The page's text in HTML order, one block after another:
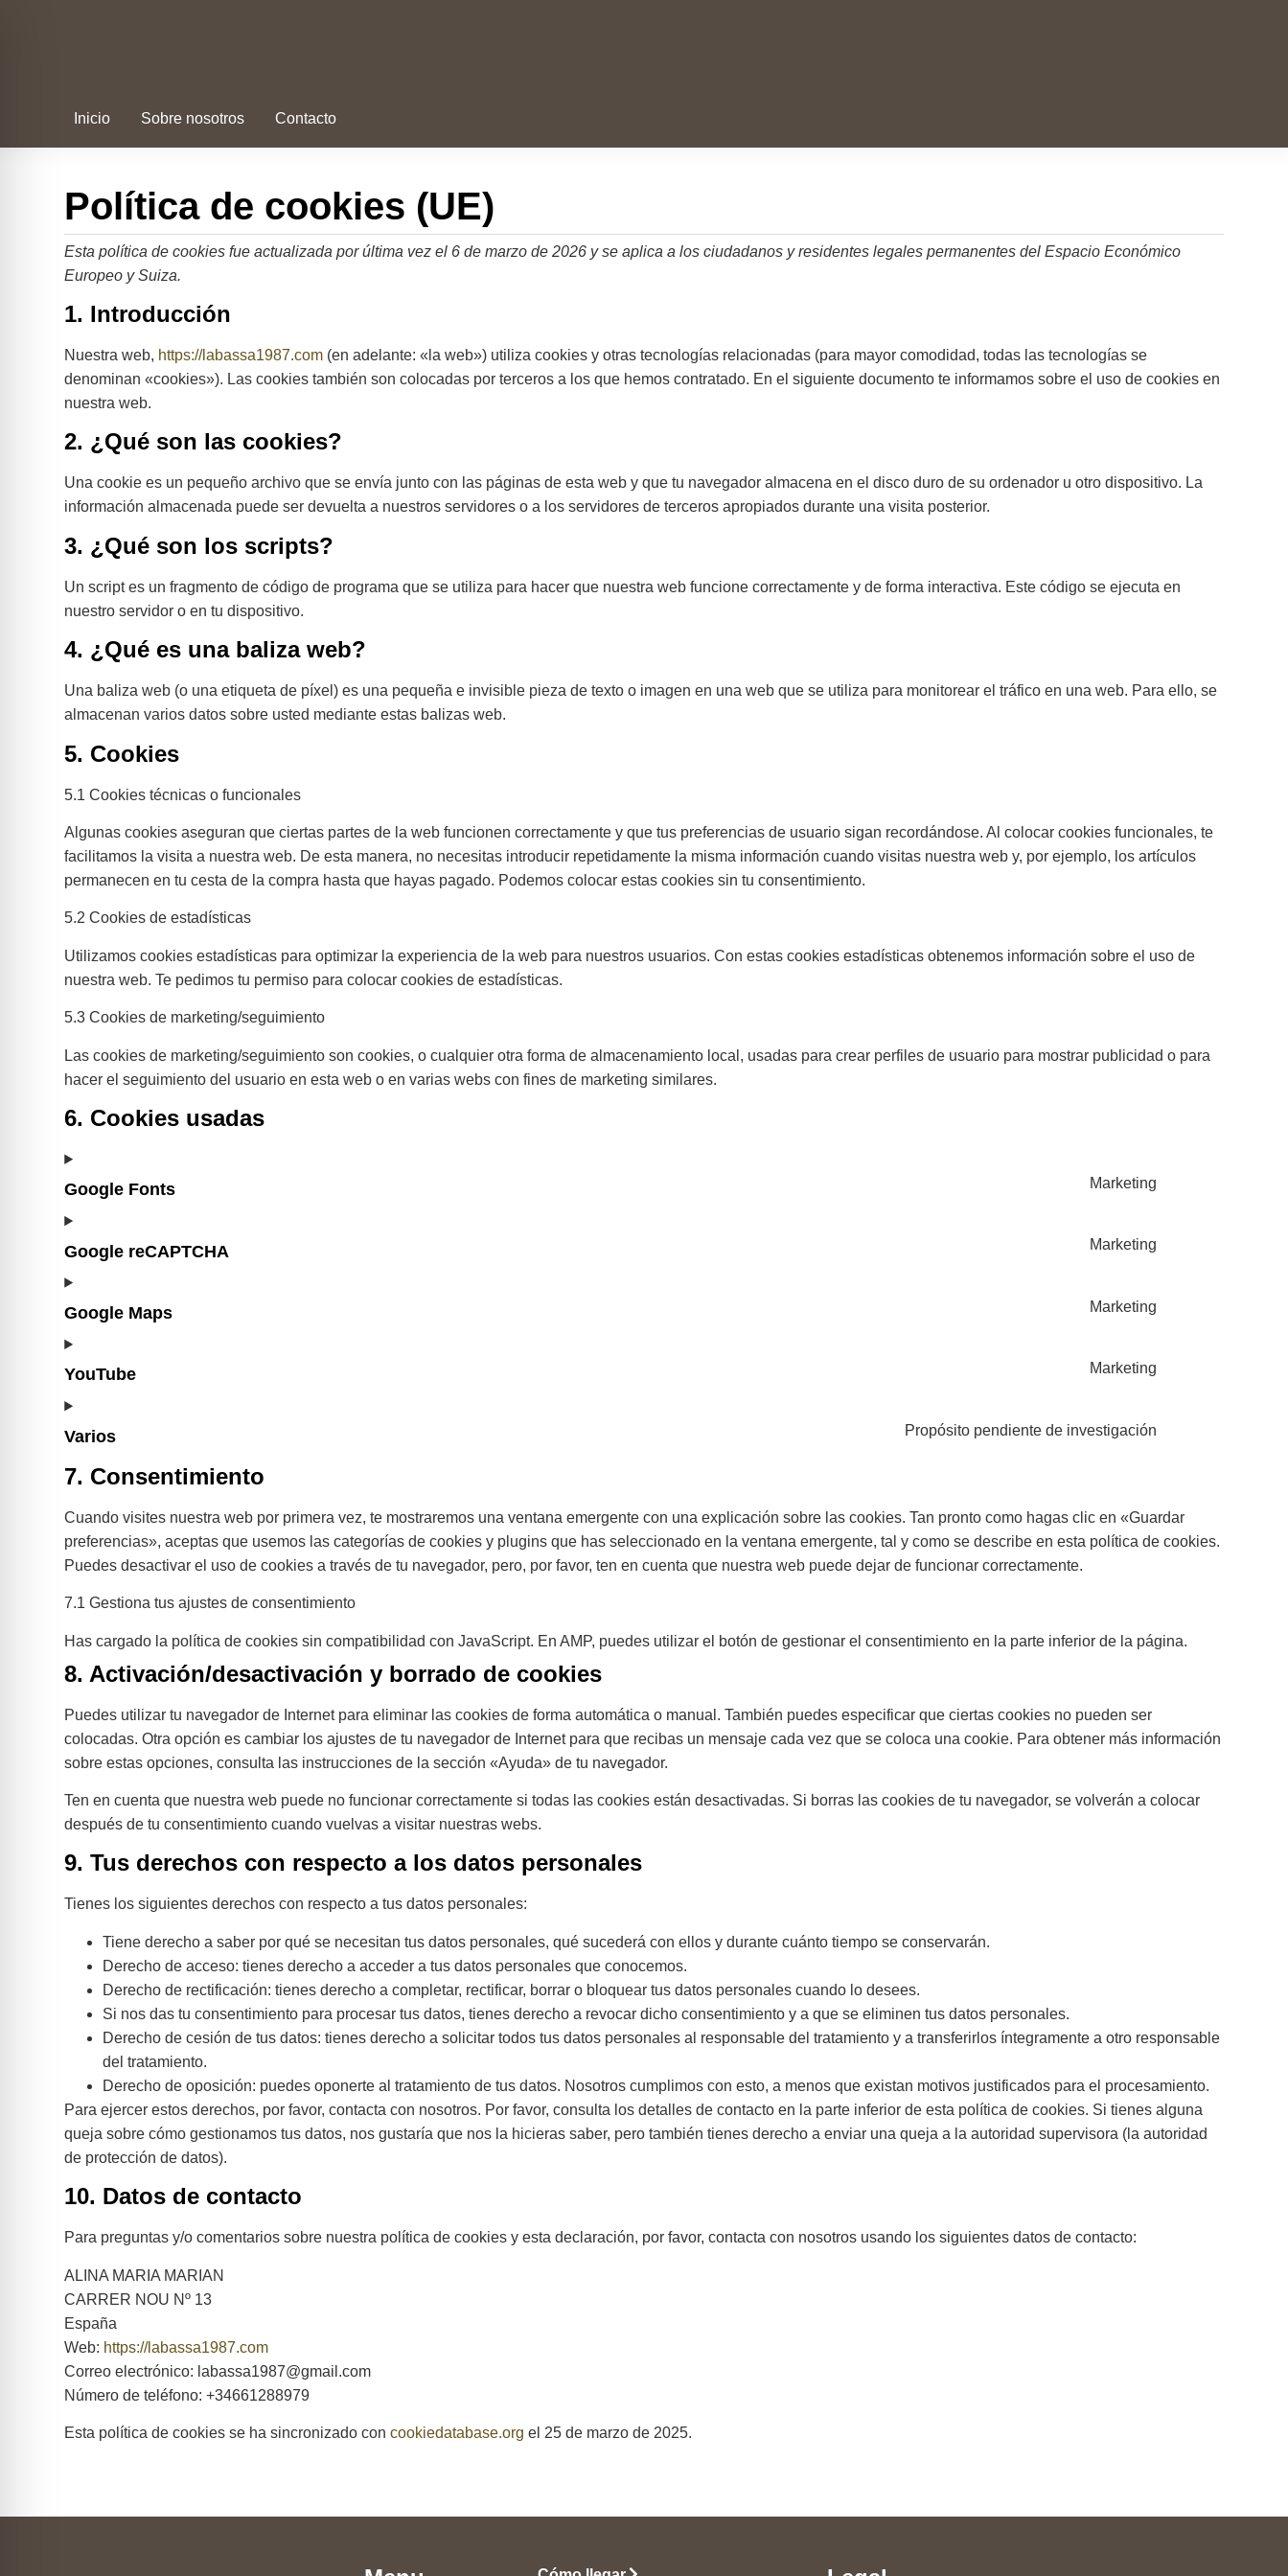
Inicio Sobre nosotros Contacto
Política de cookies (UE)
Esta política de cookies fue actualizada por última vez el 6 de marzo de 2026 y se aplica a los ciudadanos y residentes legales permanentes del Espacio Económico
Europeo y Suiza.
1. Introducción
Nuestra web, https://labassa1987.com (en adelante: «la web») utiliza cookies y otras tecnologías relacionadas (para mayor comodidad, todas las tecnologías se
denominan «cookies»). Las cookies también son colocadas por terceros a los que hemos contratado. En el siguiente documento te informamos sobre el uso de cookies en
nuestra web.
2. ¿Qué son las cookies?
Una cookie es un pequeño archivo que se envía junto con las páginas de esta web y que tu navegador almacena en el disco duro de su ordenador u otro dispositivo. La
información almacenada puede ser devuelta a nuestros servidores o a los servidores de terceros apropiados durante una visita posterior.
3. ¿Qué son los scripts?
Un script es un fragmento de código de programa que se utiliza para hacer que nuestra web funcione correctamente y de forma interactiva. Este código se ejecuta en
nuestro servidor o en tu dispositivo.
4. ¿Qué es una baliza web?
Una baliza web (o una etiqueta de píxel) es una pequeña e invisible pieza de texto o imagen en una web que se utiliza para monitorear el tráfico en una web. Para ello, se
almacenan varios datos sobre usted mediante estas balizas web.
5. Cookies
5.1 Cookies técnicas o funcionales
Algunas cookies aseguran que ciertas partes de la web funcionen correctamente y que tus preferencias de usuario sigan recordándose. Al colocar cookies funcionales, te
facilitamos la visita a nuestra web. De esta manera, no necesitas introducir repetidamente la misma información cuando visitas nuestra web y, por ejemplo, los artículos
permanecen en tu cesta de la compra hasta que hayas pagado. Podemos colocar estas cookies sin tu consentimiento.
5.2 Cookies de estadísticas
Utilizamos cookies estadísticas para optimizar la experiencia de la web para nuestros usuarios. Con estas cookies estadísticas obtenemos información sobre el uso de
nuestra web. Te pedimos tu permiso para colocar cookies de estadísticas.
5.3 Cookies de marketing/seguimiento
Las cookies de marketing/seguimiento son cookies, o cualquier otra forma de almacenamiento local, usadas para crear perfiles de usuario para mostrar publicidad o para
hacer el seguimiento del usuario en esta web o en varias webs con fines de marketing similares.
6. Cookies usadas
Google Fonts Marketing
Google reCAPTCHA Marketing
Google Maps Marketing
YouTube Marketing
Varios Propósito pendiente de investigación
7. Consentimiento
Cuando visites nuestra web por primera vez, te mostraremos una ventana emergente con una explicación sobre las cookies. Tan pronto como hagas clic en «Guardar
preferencias», aceptas que usemos las categorías de cookies y plugins que has seleccionado en la ventana emergente, tal y como se describe en esta política de cookies.
Puedes desactivar el uso de cookies a través de tu navegador, pero, por favor, ten en cuenta que nuestra web puede dejar de funcionar correctamente.
7.1 Gestiona tus ajustes de consentimiento
Has cargado la política de cookies sin compatibilidad con JavaScript. En AMP, puedes utilizar el botón de gestionar el consentimiento en la parte inferior de la página.
8. Activación/desactivación y borrado de cookies
Puedes utilizar tu navegador de Internet para eliminar las cookies de forma automática o manual. También puedes especificar que ciertas cookies no pueden ser
colocadas. Otra opción es cambiar los ajustes de tu navegador de Internet para que recibas un mensaje cada vez que se coloca una cookie. Para obtener más información
sobre estas opciones, consulta las instrucciones de la sección «Ayuda» de tu navegador.
Ten en cuenta que nuestra web puede no funcionar correctamente si todas las cookies están desactivadas. Si borras las cookies de tu navegador, se volverán a colocar
después de tu consentimiento cuando vuelvas a visitar nuestras webs.
9. Tus derechos con respecto a los datos personales
Tienes los siguientes derechos con respecto a tus datos personales:
Tiene derecho a saber por qué se necesitan tus datos personales, qué sucederá con ellos y durante cuánto tiempo se conservarán.
Derecho de acceso: tienes derecho a acceder a tus datos personales que conocemos.
Derecho de rectificación: tienes derecho a completar, rectificar, borrar o bloquear tus datos personales cuando lo desees.
Si nos das tu consentimiento para procesar tus datos, tienes derecho a revocar dicho consentimiento y a que se eliminen tus datos personales.
Derecho de cesión de tus datos: tienes derecho a solicitar todos tus datos personales al responsable del tratamiento y a transferirlos íntegramente a otro responsable
del tratamiento.
Derecho de oposición: puedes oponerte al tratamiento de tus datos. Nosotros cumplimos con esto, a menos que existan motivos justificados para el procesamiento.
Para ejercer estos derechos, por favor, contacta con nosotros. Por favor, consulta los detalles de contacto en la parte inferior de esta política de cookies. Si tienes alguna
queja sobre cómo gestionamos tus datos, nos gustaría que nos la hicieras saber, pero también tienes derecho a enviar una queja a la autoridad supervisora (la autoridad
de protección de datos).
10. Datos de contacto
Para preguntas y/o comentarios sobre nuestra política de cookies y esta declaración, por favor, contacta con nosotros usando los siguientes datos de contacto:
ALINA MARIA MARIAN
CARRER NOU Nº 13
España
Web: https://labassa1987.com
Correo electrónico: labassa1987@gmail.com
Número de teléfono: +34661288979
Esta política de cookies se ha sincronizado concookiedatabase.org el 25 de marzo de 2025.